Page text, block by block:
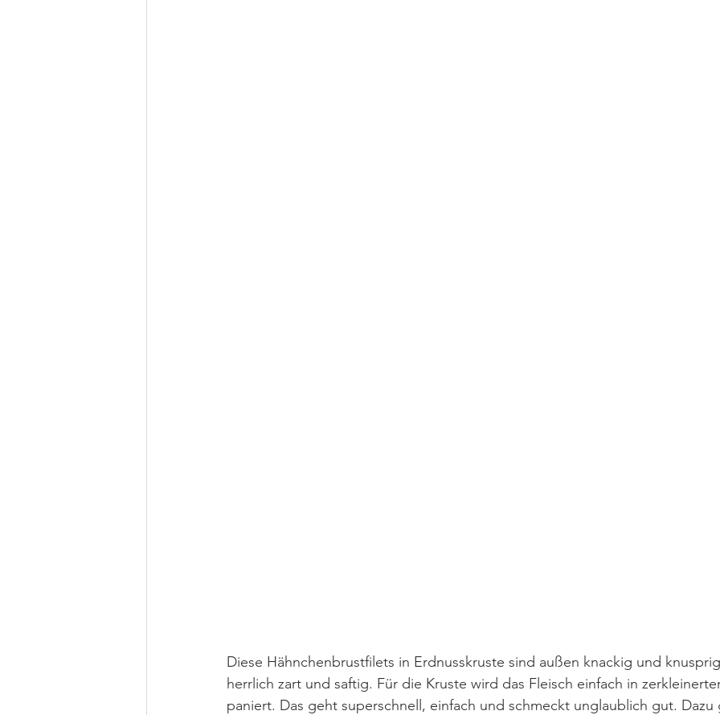
Diese Hähnchenbrustfilets in Erdnusskruste sind außen knackig und
herrlich zart und saftig. Für die Kruste wird das Fleisch einfach in
paniert. Das geht superschnell, einfach und schmeckt unglaublich gut. Dazu